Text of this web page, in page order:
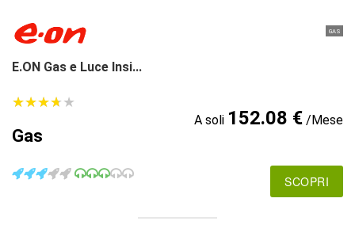
GAS
E.ON Gas e Luce Insi...
★★★★★
★★★★★
Gas
A soli 152.08 €/Mese
SCOPRI